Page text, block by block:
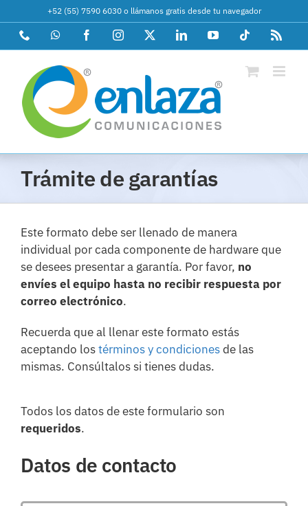
al
contenido
+52 (55) 7590 6030o llámanos gratis desde tu navegador
Phone WhatsAppFacebookInstagram LinkedInYouTube Tiktok Rss
Trámite de garantías
Este formato debe ser llenado de manera
individual por cada componente de hardware que
se desees presentar a garantía. Por favor, no
envíes el equipo hasta no recibir respuesta por
correo electrónico.
Recuerda que al llenar este formato estás
aceptando lostérminos y condicionesde las
mismas. Consúltalos si tienes dudas.
Todos los datos de este formulario son
requeridos.
Datos de contacto